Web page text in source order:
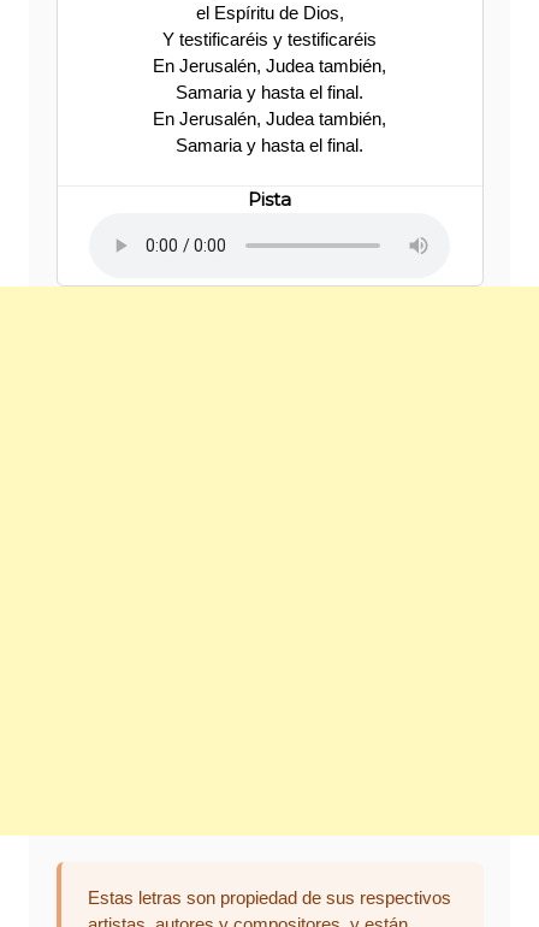
el Espíritu de Dios,
Y testificaréis y testificaréis
En Jerusalén, Judea también,
Samaria y hasta el final.
En Jerusalén, Judea también,
Samaria y hasta el final.
Pista
Estas letras son propiedad de sus respectivos